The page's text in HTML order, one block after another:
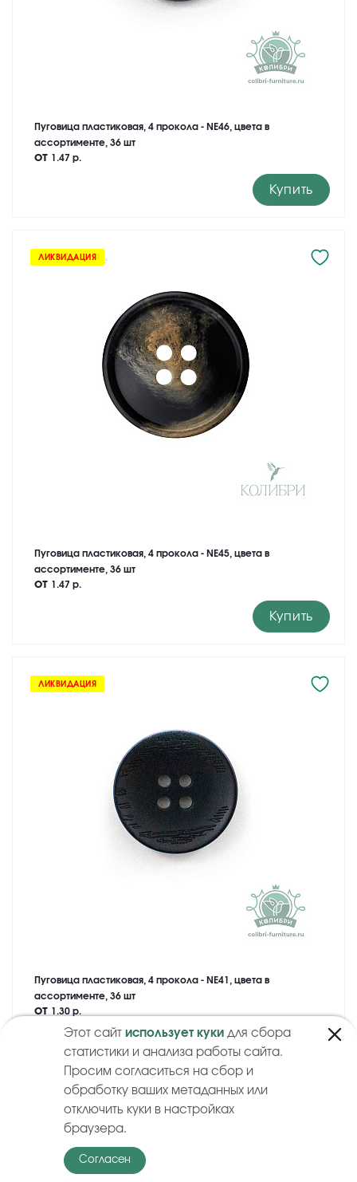
Этот сайт использует куки для сбора
статистики и анализа работы сайта.
Просим согласиться на сбор и
обработку ваших метаданных или
отключить куки в настройках
браузера.
Согласен
Пуговица пластиковая, 4 прокола - NE46, цвета в
ассортименте, 36 шт
от 1.47 р.
Купить
ЛИКВИДАЦИЯ
Пуговица пластиковая, 4 прокола - NE45, цвета в
ассортименте, 36 шт
от 1.47 р.
Купить
ЛИКВИДАЦИЯ
Пуговица пластиковая, 4 прокола - NE41, цвета в
ассортименте, 36 шт
от 1.30 р.
Купить
ЛИКВИДАЦИЯ